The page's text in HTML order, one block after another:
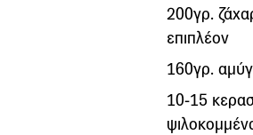
200γρ.
επιπλέον
160γρ.
10-15